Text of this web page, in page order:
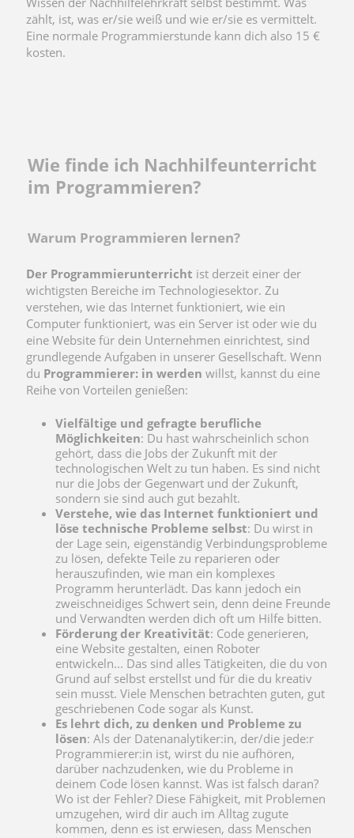
zählt, ist, was er/sie weiß und wie er/sie es vermittelt.
Eine normale Programmierstunde kann dich also 15 €
kosten.
Wie finde ich Nachhilfeunterricht
im Programmieren?
Warum Programmieren lernen?
Der Programmierunterricht ist derzeit einer der
wichtigsten Bereiche im Technologiesektor. Zu
verstehen, wie das Internet funktioniert, wie ein
Computer funktioniert, was ein Server ist oder wie du
eine Website für dein Unternehmen einrichtest, sind
grundlegende Aufgaben in unserer Gesellschaft. Wenn
du Programmierer: in werden willst, kannst du eine
Reihe von Vorteilen genießen:
Vielfältige und gefragte berufliche
Möglichkeiten: Du hast wahrscheinlich schon
gehört, dass die Jobs der Zukunft mit der
technologischen Welt zu tun haben. Es sind nicht
nur die Jobs der Gegenwart und der Zukunft,
sondern sie sind auch gut bezahlt.
Verstehe, wie das Internet funktioniert und
löse technische Probleme selbst: Du wirst in
der Lage sein, eigenständig Verbindungsprobleme
zu lösen, defekte Teile zu reparieren oder
herauszufinden, wie man ein komplexes
Programm herunterlädt. Das kann jedoch ein
zweischneidiges Schwert sein, denn deine Freunde
und Verwandten werden dich oft um Hilfe bitten.
Förderung der Kreativität: Code generieren,
eine Website gestalten, einen Roboter
entwickeln... Das sind alles Tätigkeiten, die du von
Grund auf selbst erstellst und für die du kreativ
sein musst. Viele Menschen betrachten guten, gut
geschriebenen Code sogar als Kunst.
Es lehrt dich, zu denken und Probleme zu
lösen: Als der Datenanalytiker:in, der/die jede:r
Programmierer:in ist, wirst du nie aufhören,
darüber nachzudenken, wie du Probleme in
deinem Code lösen kannst. Was ist falsch daran?
Wo ist der Fehler? Diese Fähigkeit, mit Problemen
umzugehen, wird dir auch im Alltag zugute
kommen, denn es ist erwiesen, dass Menschen